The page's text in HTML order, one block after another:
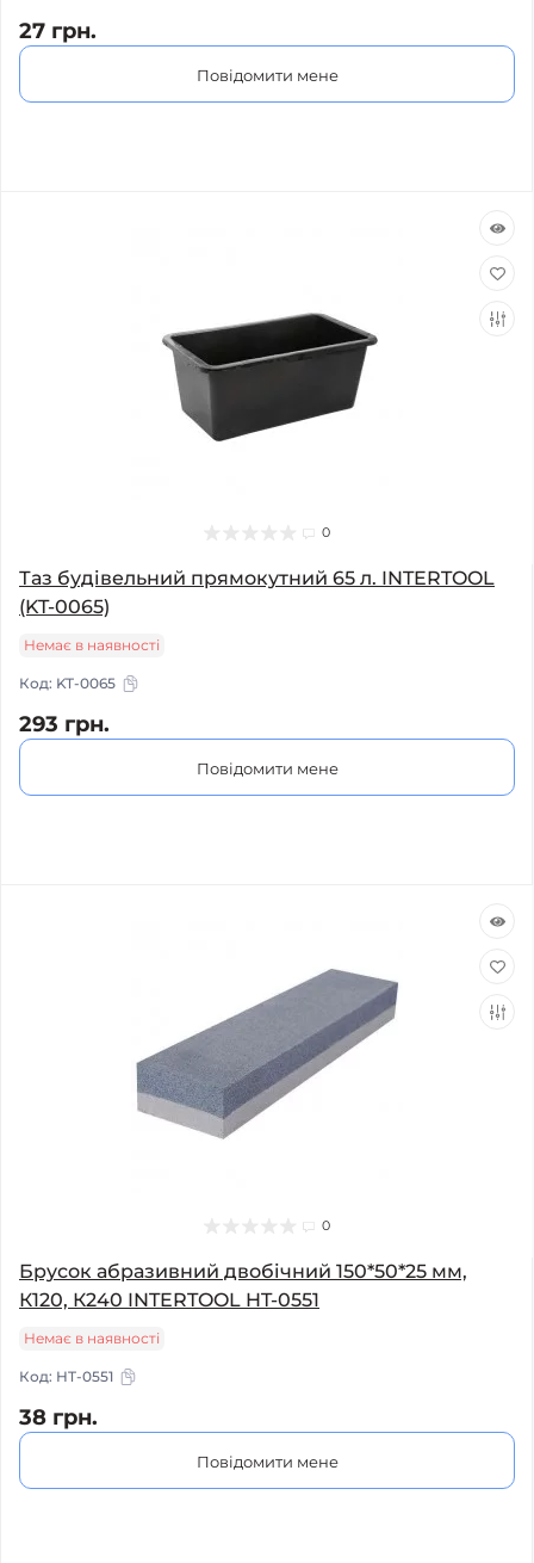
27 грн.
Повідомити мене
0
Таз будівельний прямокутний 65 л. INTERTOOL
(KT-0065)
Немає в наявності
Код: KT-0065
293 грн.
Повідомити мене
0
Брусок абразивний двобічний 150*50*25 мм,
К120, К240 INTERTOOL HT-0551
Немає в наявності
Код: HT-0551
38 грн.
Повідомити мене